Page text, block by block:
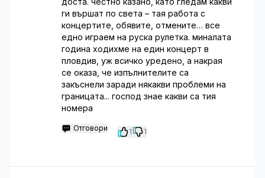
ги вършат по света – тая работа с
концертите, обявите, отмените… все
едно играем на руска рулетка. миналата
година ходихме на един концерт в
пловдив, уж всичко уредено, а накрая
се оказа, че изпълнителите са
закъснели заради някакви проблеми на
границата... господ знае какви са тия
номера
Отговори 1 1